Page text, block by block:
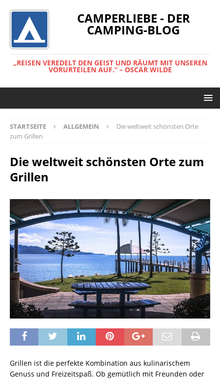
CAMPERLIEBE - DER
CAMPING-BLOG
„REISEN VEREDELT DEN GEIST UND RÄUMT MIT UNSEREN
VORURTEILEN AUF.“ – OSCAR WILDE
STARTSEITE ALLGEMEIN
Die weltweit schönsten Orte
zum Grillen
Die weltweit schönsten Orte zum
Grillen
Grillen ist die perfekte Kombination aus kulinarischem
Genuss und Freizeitspaß. Ob gemütlich mit Freunden oder